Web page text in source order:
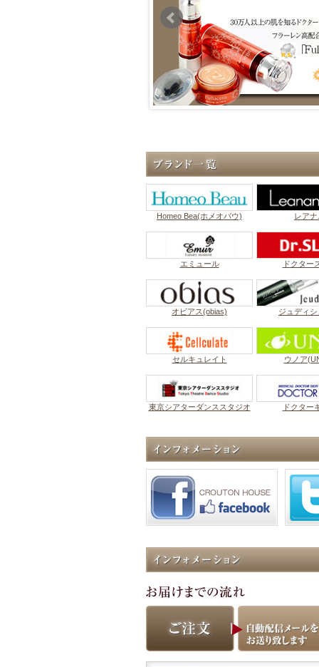
Homeo Bea(ホメオバウ) レアナ
エミュール ドクター
オビアス(obias) ジュディ
セルキュレイト ウノア
東京シアターダンススタジオ ドクター